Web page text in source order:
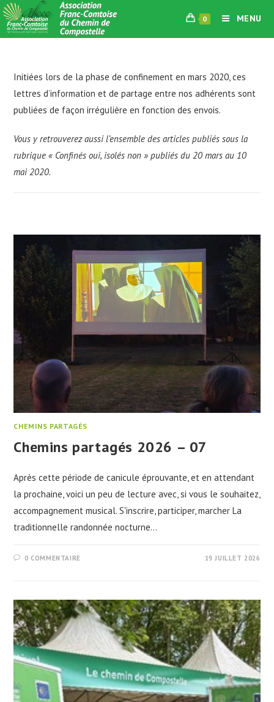
Skip
to
content
0 MENU
Initiées lors de la phase de confinement en mars 2020, ces
lettres d’information et de partage entre nos adhérents sont
publiées de façon irrégulière en fonction des envois.
Vous y retrouverez aussi l’ensemble des articles publiés sous la
rubrique« Confinés oui, isolés non » publiés du 20 mars au 10
mai 2020.
CHEMINS PARTAGÉS
Chemins partagés 2026 – 07
Après cette période de canicule éprouvante, et en attendant
la prochaine, voici un peu de lecture avec, si vous le souhaitez,
accompagnement musical. S'inscrire, participer, marcher La
traditionnelle randonnée nocturne…
0 COMMENTAIRE 19 JUILLET 2026